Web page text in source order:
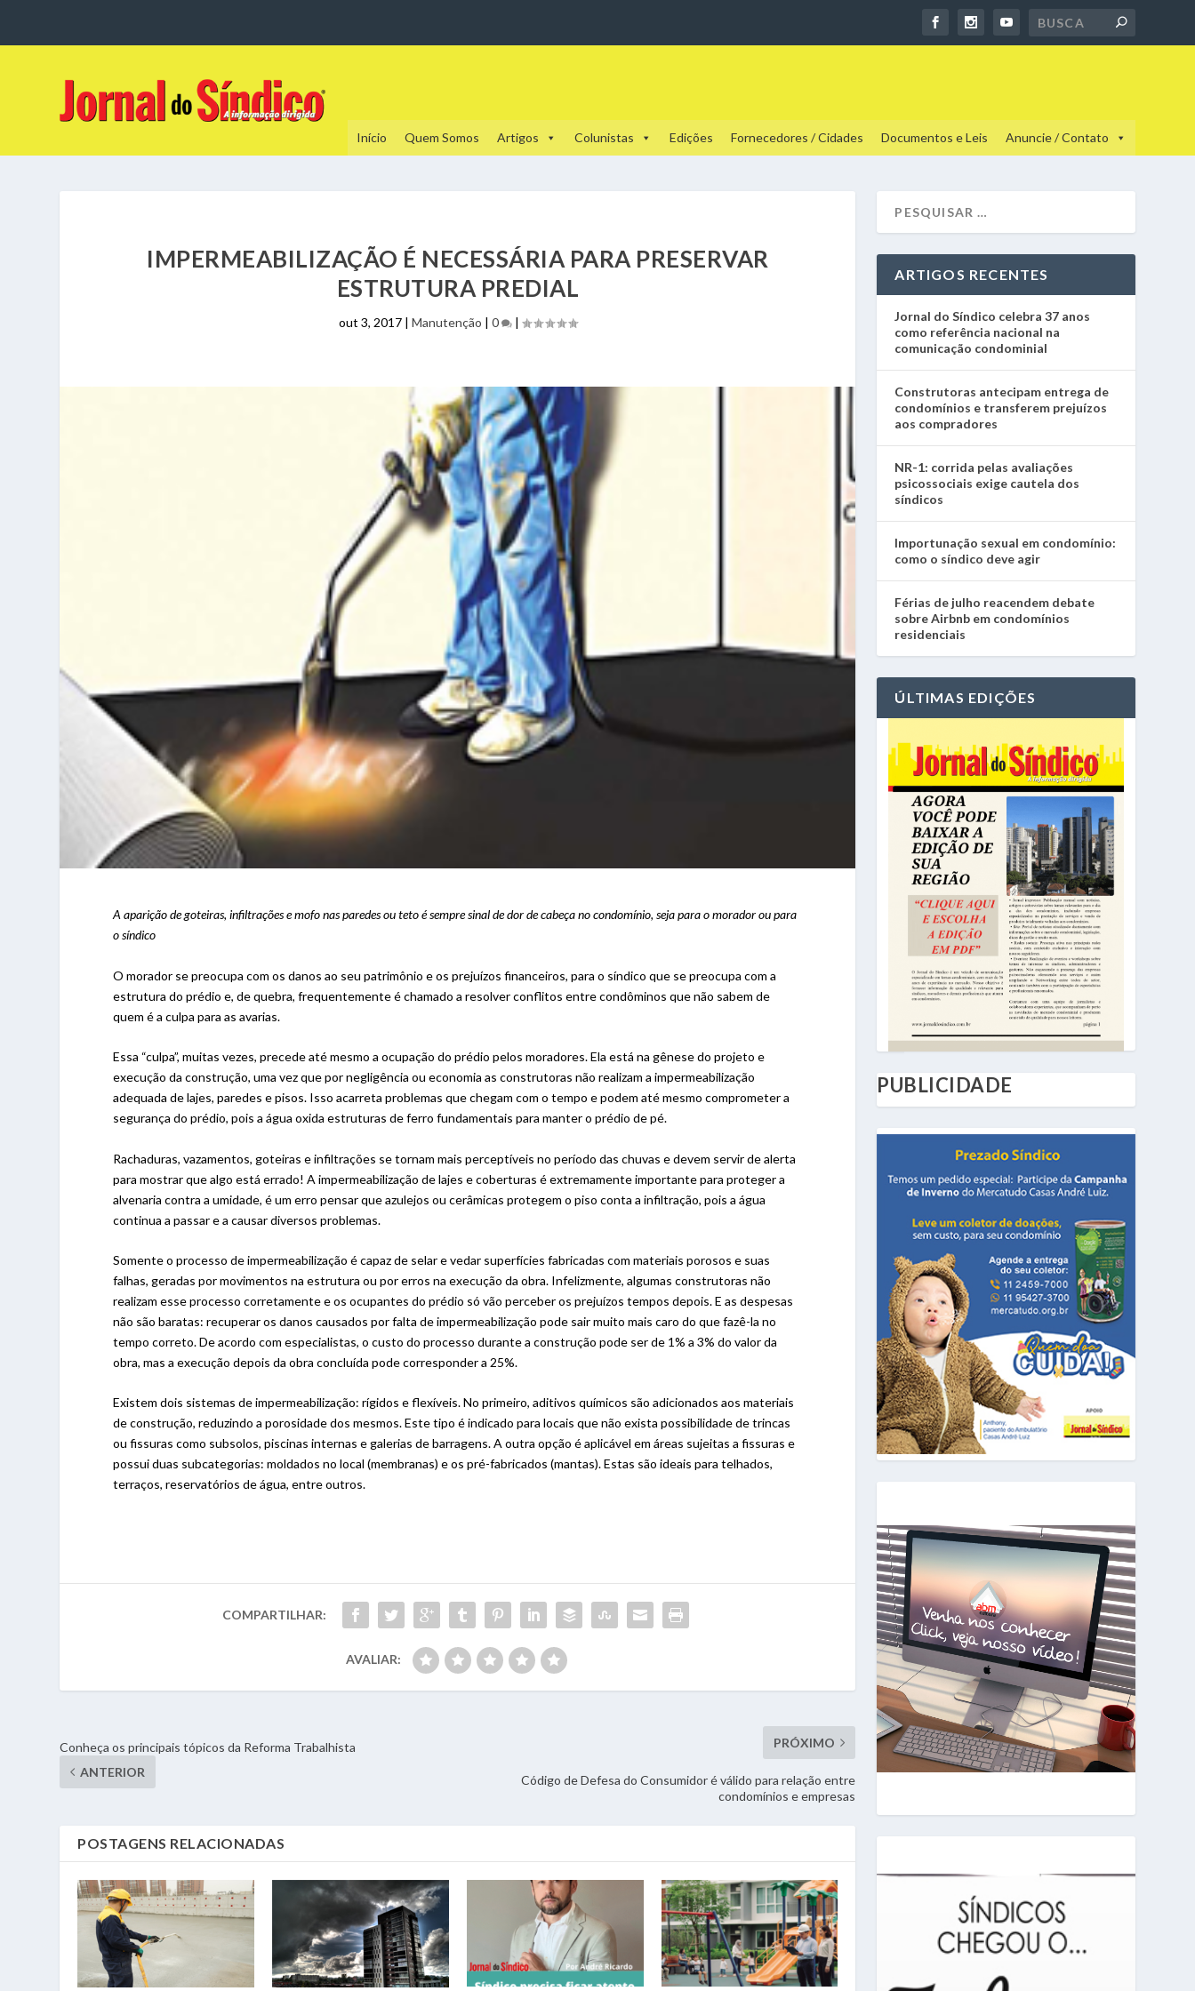
Início Quem Somos Artigos Colunistas Edições Fornecedores / Cidades Documentos e Leis Anuncie / Contato
IMPERMEABILIZAÇÃO É NECESSÁRIA PARA PRESERVAR
ESTRUTURA PREDIAL
out 3, 2017| Manutenção | 0 |
A aparição de goteiras, infiltrações e mofo nas paredes ou teto é sempre sinal de dor de cabeça no condomínio, seja para o morador ou para
o síndico
O morador se preocupa com os danos ao seu patrimônio e os prejuízos financeiros, para o síndico que se preocupa com a
estrutura do prédio e, de quebra, frequentemente é chamado a resolver conflitos entre condôminos que não sabem de
quem é a culpa para as avarias.
Essa “culpa”, muitas vezes, precede até mesmo a ocupação do prédio pelos moradores. Ela está na gênese do projeto e
execução da construção, uma vez que por negligência ou economia as construtoras não realizam a impermeabilização
adequada de lajes, paredes e pisos. Isso acarreta problemas que chegam com o tempo e podem até mesmo comprometer a
segurança do prédio, pois a água oxida estruturas de ferro fundamentais para manter o prédio de pé.
Rachaduras, vazamentos, goteiras e infiltrações se tornam mais perceptíveis no período das chuvas e devem servir de alerta
para mostrar que algo está errado! A impermeabilização de lajes e coberturas é extremamente importante para proteger a
alvenaria contra a umidade, é um erro pensar que azulejos ou cerâmicas protegem o piso conta a infiltração, pois a água
continua a passar e a causar diversos problemas.
Somente o processo de impermeabilização é capaz de selar e vedar superfícies fabricadas com materiais porosos e suas
falhas, geradas por movimentos na estrutura ou por erros na execução da obra. Infelizmente, algumas construtoras não
realizam esse processo corretamente e os ocupantes do prédio só vão perceber os prejuízos tempos depois. E as despesas
não são baratas: recuperar os danos causados por falta de impermeabilização pode sair muito mais caro do que fazê-la no
tempo correto. De acordo com especialistas, o custo do processo durante a construção pode ser de 1% a 3% do valor da
obra, mas a execução depois da obra concluída pode corresponder a 25%.
Existem dois sistemas de impermeabilização: rígidos e flexíveis. No primeiro, aditivos químicos são adicionados aos materiais
de construção, reduzindo a porosidade dos mesmos. Este tipo é indicado para locais que não exista possibilidade de trincas
ou fissuras como subsolos, piscinas internas e galerias de barragens. A outra opção é aplicável em áreas sujeitas a fissuras e
possui duas subcategorias: moldados no local (membranas) e os pré-fabricados (mantas). Estas são ideais para telhados,
terraços, reservatórios de água, entre outros.
COMPARTILHAR:
AVALIAR:
Conheça os principais tópicos da Reforma Trabalhista
ANTERIOR
PRÓXIMO
Código de Defesa do Consumidor é válido para relação entre
condomínios e empresas
POSTAGENS RELACIONADAS
ARTIGOS RECENTES
Jornal do Síndico celebra 37 anos
como referência nacional na
comunicação condominial
Construtoras antecipam entrega de
condomínios e transferem prejuízos
aos compradores
NR-1: corrida pelas avaliações
psicossociais exige cautela dos
síndicos
Importunação sexual em condomínio:
como o síndico deve agir
Férias de julho reacendem debate
sobre Airbnb em condomínios
residenciais
ÚLTIMAS EDIÇÕES
PUBLICIDADE